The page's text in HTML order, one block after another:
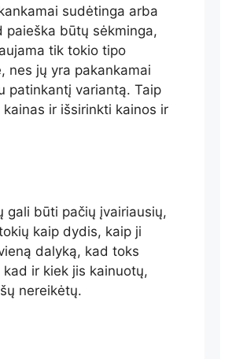
sudėtinga arba
paieška būtų sėkminga,
tik tokio tipo
nes jų yra pakankamai
patinkantį variantą. Taip
ir išsirinkti kainos ir
gali būti pačių įvairiausių,
kaip dydis, kaip ji
dalyką, kad toks
ir kiek jis kainuotų,
nereikėtų.